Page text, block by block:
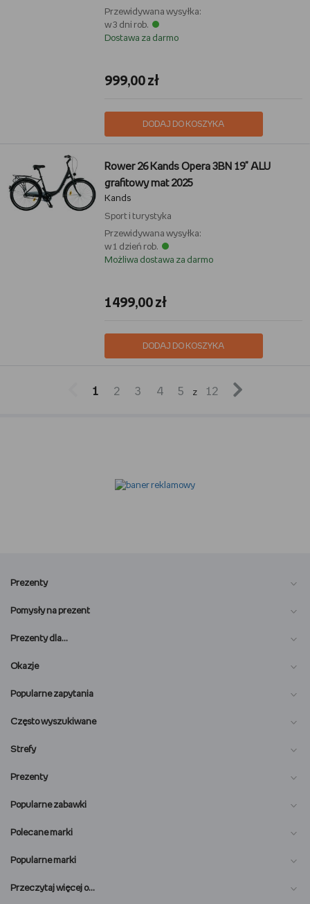
Przewidywana wysyłka:
w 3 dni rob.
Dostawa za darmo
999,00 zł
DODAJ DO KOSZYKA
Rower 26 Kands Opera 3BN 19" ALU
grafitowy mat 2025
Kands
Sport i turystyka
Przewidywana wysyłka:
w 1 dzień rob.
Możliwa dostawa za darmo
1499,00 zł
DODAJ DO KOSZYKA
1 2 3 4 5 z 12 
Prezenty
Pomysły na prezent
Prezenty dla…
Okazje
Popularne zapytania
Często wyszukiwane
Strefy
Prezenty
Popularne zabawki
Polecane marki
Popularne marki
Przeczytaj więcej o…
O nas